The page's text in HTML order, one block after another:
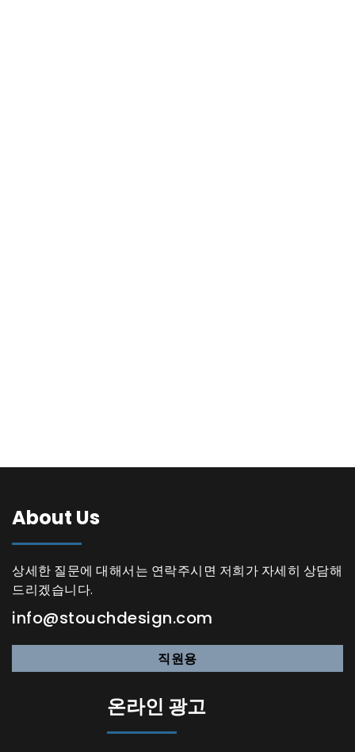
About Us
상세한 질문에 대해서는 연락주시면 저희가 자세히 상담해
드리겠습니다.
info@stouchdesign.com
직원용
온라인 광고